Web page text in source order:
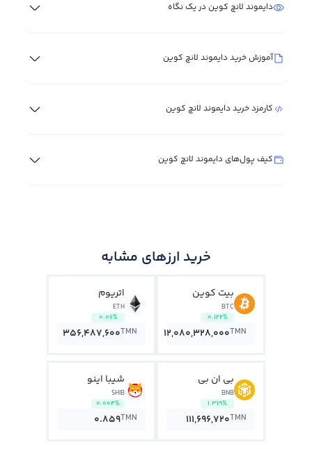
دایموند لانچ کوین در یک نگاه
آموزش خرید دایموند لانچ کوین
کارمزد خرید دایموند لانچ کوین
کیف پول‌های دایموند لانچ کوین
خرید ارزهای مشابه
بیت کوین
BTC
0.122%
12,080,328,000TMN
اتریوم
ETH
0.06%
356,487,600TMN
بی ان بی
BNB
1.319%
111,696,720TMN
شیبا اینو
SHIB
0.004%
0.859TMN